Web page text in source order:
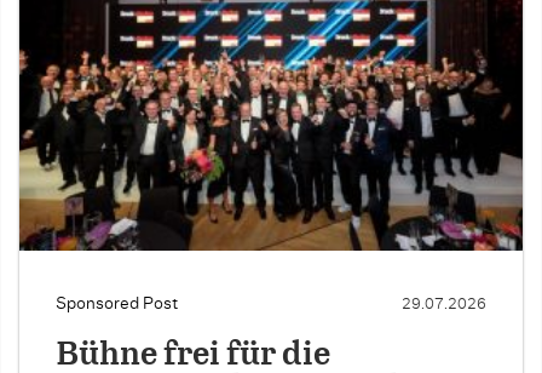
Sponsored Post 29.07.2026
Bühne frei für die